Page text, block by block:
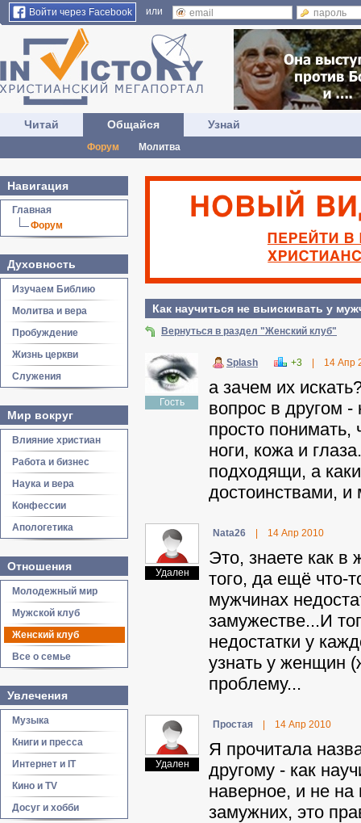
Войти через Facebook или
Читай Общайся
Форум Молитва
Узнай
Навигация
Главная
Форум
Духовность
Изучаем Библию
Молитва и вера
Пробуждение
Жизнь церкви
Служения
Мир вокруг
Влияние христиан
Работа и бизнес
Наука и вера
Конфессии
Апологетика
Отношения
Молодежный мир
Мужской клуб
Женский клуб
Все о семье
Увлечения
Музыка
Книги и пресса
Интернет и IT
Кино и TV
Досуг и хобби
Как научиться не выискивать у
Вернуться в раздел "Женский клуб"
Гость
Splash +3 14 Апр
а зачем их
вопрос в другом -
просто
ноги, кожа и
подходящи, а
достоинствами, и
Удален
Nata26 14 Апр 2010
Это, знаете как в
того, да ещё что-
мужчинах
замужестве...И
недостатки у
узнать у женщин
проблему...
Удален
Пpocтaя 14 Апр 2010
Я прочитала
другому - как
наверное, и не
замужних, это